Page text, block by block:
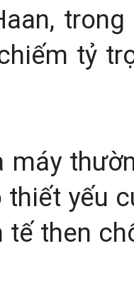
tỷ
máy
yếu
tế then